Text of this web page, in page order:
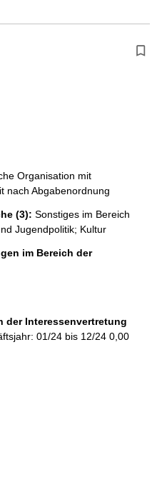
Organisation mit
nach Abgabenordnung
(3): Sonstiges im Bereich
Jugendpolitik; Kultur
im Bereich der
der Interessenvertretung
01/24 bis 12/24 0,00